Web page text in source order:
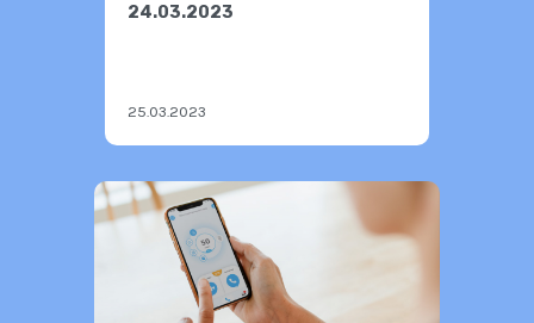
24.03.2023
25.03.2023